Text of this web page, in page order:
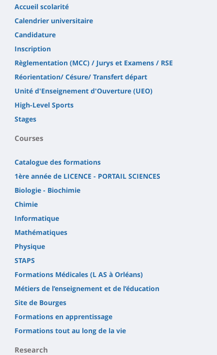
Accueil scolarité
Calendrier universitaire
Candidature
Inscription
Règlementation (MCC) / Jurys et Examens / RSE
Réorientation/ Césure/ Transfert départ
Unité d'Enseignement d'Ouverture (UEO)
High-Level Sports
Stages
Courses
Catalogue des formations
1ère année de LICENCE - PORTAIL SCIENCES
Biologie - Biochimie
Chimie
Informatique
Mathématiques
Physique
STAPS
Formations Médicales (L AS à Orléans)
Métiers de l’enseignement et de l’éducation
Site de Bourges
Formations en apprentissage
Formations tout au long de la vie
Research